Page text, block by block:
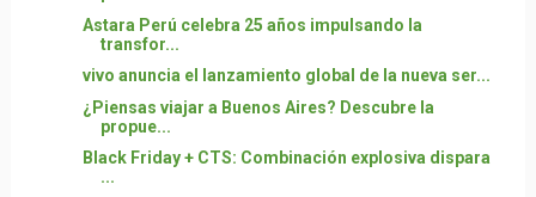
Astara Perú celebra 25 años impulsando la
transfor...
vivo anuncia el lanzamiento global de la nueva ser...
¿Piensas viajar a Buenos Aires? Descubre la
propue...
Black Friday + CTS: Combinación explosiva dispara
...